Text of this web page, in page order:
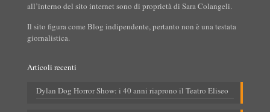
all’interno del sito internet sono di proprietà di Sara Colangeli.
Il sito figura come Blog indipendente, pertanto non è una testata
giornalistica.
Articoli recenti
Dylan Dog Horror Show: i 40 anni riaprono il Teatro Eliseo